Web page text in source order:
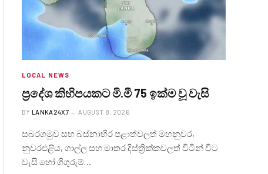
LOCAL NEWS
ප්‍රදේශ කිහිපයකට මි.මී 75 ඉක්ම වූ වැසි
BY LANKA24X7 AUGUST 8, 2026
සබරගමුව සහ බස්නාහිර පළාත්වලත් මහනුවර,
නුවරඑළිය, ගාල්ල සහ මාතර දිස්ත්‍රික්කවලත් විටින් විට
වැසි හෝ ගිගුරුම්…